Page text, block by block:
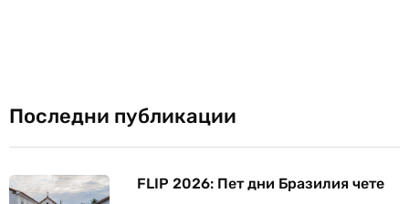
Последни публикации
FLIP 2026: Пет дни Бразилия чете